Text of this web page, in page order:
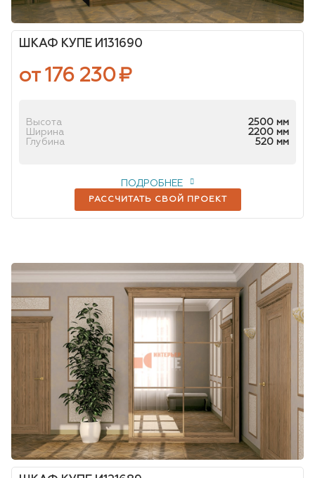
ШКАФ КУПЕ И131690
от 176 230₽
Высота
2500 мм
Ширина
2200 мм
Глубина
520 мм
РАССЧИТАТЬ СВОЙ ПРОЕКТ
ПОДРОБНЕЕ